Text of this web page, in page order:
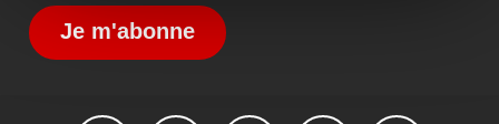
Je m'abonne